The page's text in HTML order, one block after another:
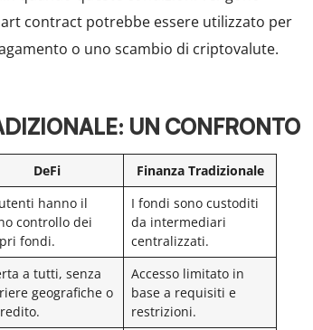
contract potrebbe essere utilizzato per
o uno scambio di criptovalute.
UN CONFRONTO
DeFi
Finanza Tradizionale
hanno il
controllo dei
fondi.
I fondi sono custoditi
da intermediari
centralizzati.
a tutti, senza
geografiche o
Accesso limitato in
base a requisiti e
restrizioni.